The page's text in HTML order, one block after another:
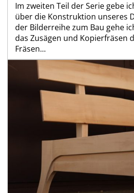
Im zweiten Teil der Serie gebe
über die Konstruktion unseres
der Bilderreihe zum Bau gehe
das Zusägen und Kopierfräsen
Fräsen...